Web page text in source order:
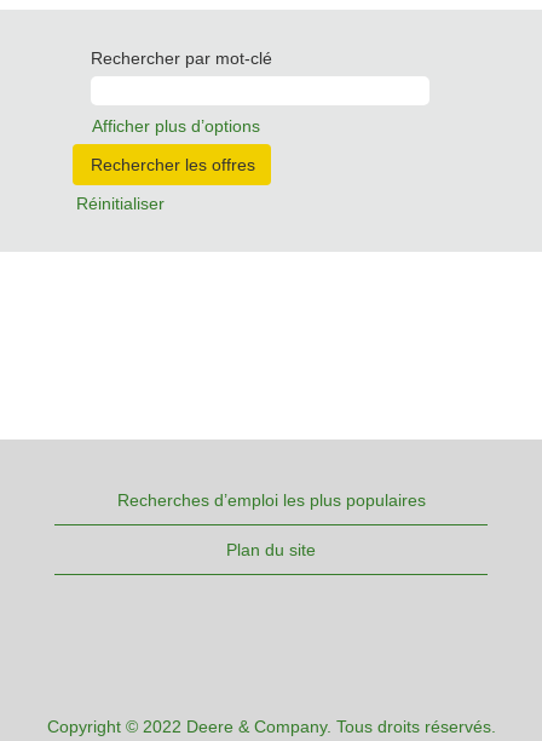
Rechercher par mot-clé
Afficher plus d’options
Réinitialiser
Recherches d’emploi les plus populaires
Plan du site
Copyright © 2022 Deere & Company. Tous droits réservés.